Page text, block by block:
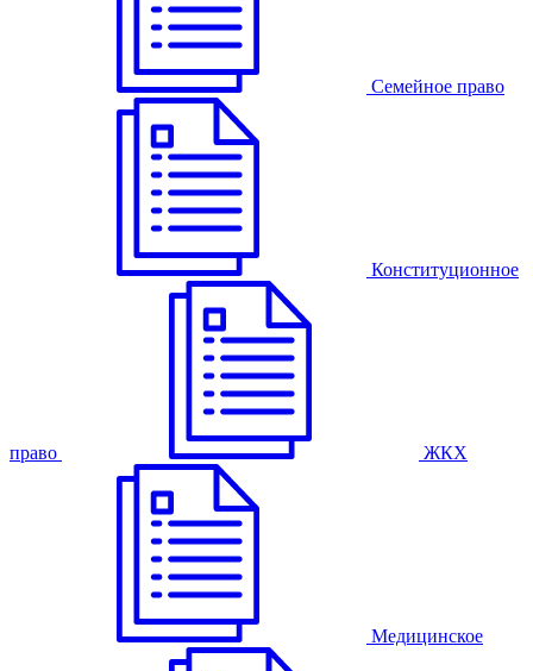
Семейное право
Конституционное
право ЖКХ
Медицинское